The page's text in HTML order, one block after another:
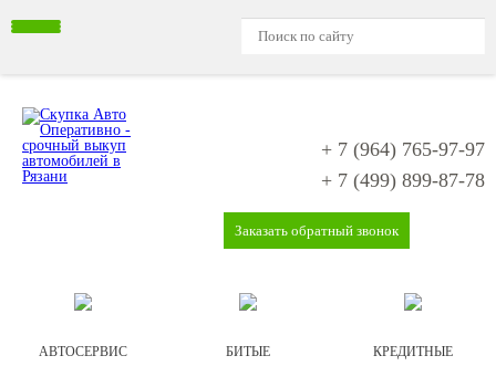
+ 7 (964) 765-97-97
+ 7 (499) 899-87-78
Заказать обратный звонок
АВТОСЕРВИС БИТЫЕ КРЕДИТНЫЕ